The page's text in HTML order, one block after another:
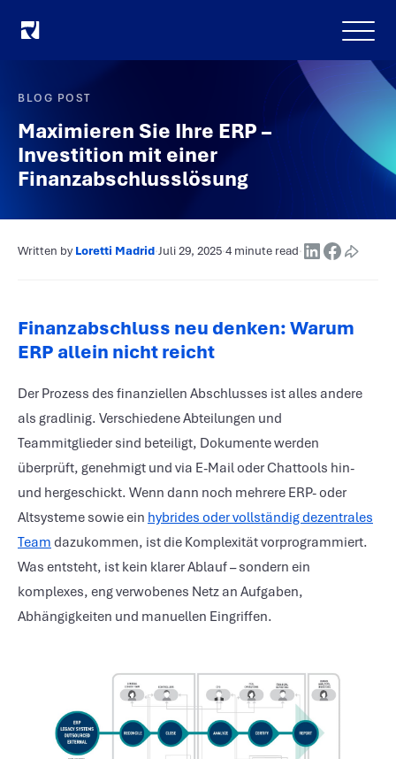
Menu
BLOG POST
Maximieren Sie Ihre ERP –
Investition mit einer
Finanzabschlusslösung
Written byLoretti Madrid·Juli 29, 2025·4 minute read·
Finanzabschluss neu denken: Warum
ERP allein nicht reicht
Der Prozess des finanziellen Abschlusses ist alles andere
als gradlinig. Verschiedene Abteilungen und
Teammitglieder sind beteiligt, Dokumente werden
überprüft, genehmigt und via E-Mail oder Chattools hin-
und hergeschickt. Wenn dann noch mehrere ERP- oder
Altsysteme sowie ein hybrides oder vollständig dezentrales
Team dazukommen, ist die Komplexität vorprogrammiert.
Was entsteht, ist kein klarer Ablauf – sondern ein
komplexes, eng verwobenes Netz an Aufgaben,
Abhängigkeiten und manuellen Eingriffen.